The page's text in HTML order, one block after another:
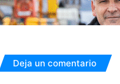
Deja un comentario